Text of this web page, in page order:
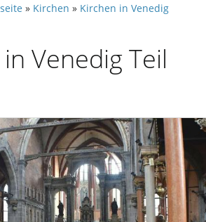
» Kirchen » Kirchen in Venedig
Venedig Teil